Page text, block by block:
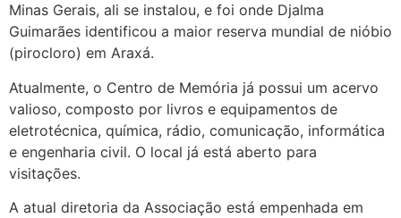
Minas Gerais, ali se instalou, e foi onde Djalma
Guimarães identificou a maior reserva mundial de nióbio
(pirocloro) em Araxá.
Atualmente, o Centro de Memória já possui um acervo
valioso, composto por livros e equipamentos de
eletrotécnica, química, rádio, comunicação, informática
e engenharia civil. O local já está aberto para
visitações.
A atual diretoria da Associação está empenhada em